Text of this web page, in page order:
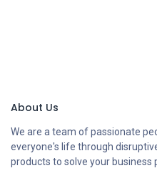
About Us
We are a team of passionate
everyone's life through
products to solve your business